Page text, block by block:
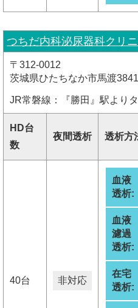
つちだ内科泌尿器科クリ
〒312-0012
茨城県ひたちなか市馬渡
JR常磐線：『勝田』駅より
HD台
数
夜間透析 透析方
40台 非対応
血液
透析:
血液
濾過
透析:
在宅
透析: